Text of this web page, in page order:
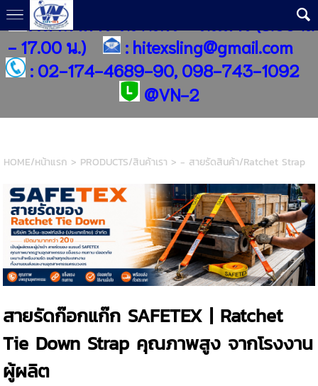
เวลาทำการ วันจันทร์ - วันเสาร์ (8.00 น.
- 17.00 น.)
: hitexsling@gmail.com
: 02-174-4689-90, 098-743-1092
@VN-2
HOME/หน้าแรก > PRODUCTS/สินค้าเรา > - สายรัดสินค้า/Ratchet Strap
สายรัดก๊อกแก๊ก SAFETEX | Ratchet
Tie Down Strap คุณภาพสูง จากโรงงาน
ผู้ผลิต